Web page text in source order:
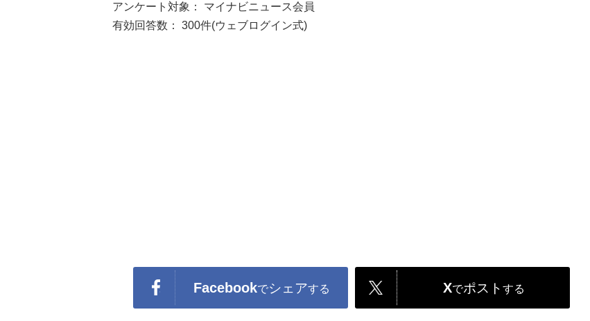
アンケート対象： マイナビニュース会員
有効回答数： 300件(ウェブログイン式)
Facebookでシェアする Xでポスト する